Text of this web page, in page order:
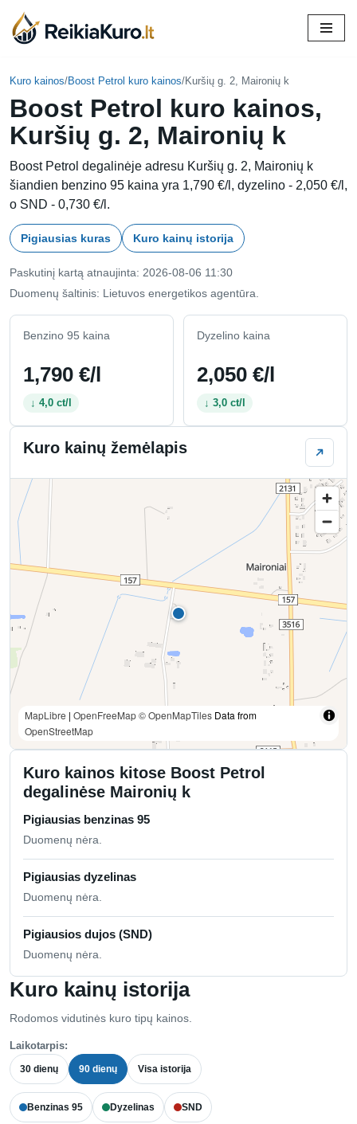
Skip
content
Kuro kainos/Boost Petrol kuro kainos/Kuršių g. 2, Maironių k
Boost Petrol kuro kainos,
Kuršių g. 2, Maironių k
Boost Petrol degalinėje adresu Kuršių g. 2, Maironių k
šiandien benzino 95 kaina yra 1,790 €/l, dyzelino - 2,050 €/l,
o SND - 0,730 €/l.
Pigiausias kuras Kuro kainų istorija
Paskutinį kartą atnaujinta: 2026-08-06 11:30
Duomenų šaltinis: Lietuvos energetikos agentūra.
Benzino 95 kaina
1,790 €/l
↓ 4,0 ct/l
Dyzelino kaina
2,050 €/l
↓ 3,0 ct/l
Kuro kainų istorija
Rodomos vidutinės kuro tipų kainos.
Laikotarpis:
30 dienų 90 dienų Visa istorija
Benzinas 95 Dyzelinas SND
Kuro kainų žemėlapis
MapLibre | OpenFreeMap© OpenMapTiles Data from
OpenStreetMap
Kuro kainos kitose Boost Petrol
degalinėse Maironių k
Pigiausias benzinas 95
Duomenų nėra.
Pigiausias dyzelinas
Duomenų nėra.
Pigiausios dujos (SND)
Duomenų nėra.